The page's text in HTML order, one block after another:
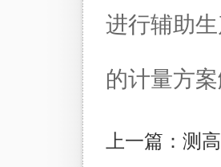
进行辅助
的计量方
上一篇：测